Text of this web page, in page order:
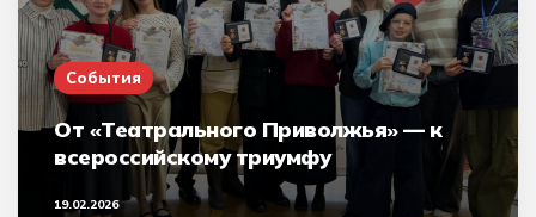
События
От «Театрального Приволжья» — к
всероссийскому триумфу
19.02.2026